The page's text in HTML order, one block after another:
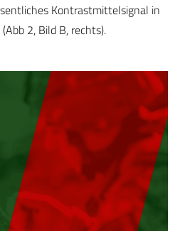
Kontrastmittelsignal in
2, Bild B, rechts).